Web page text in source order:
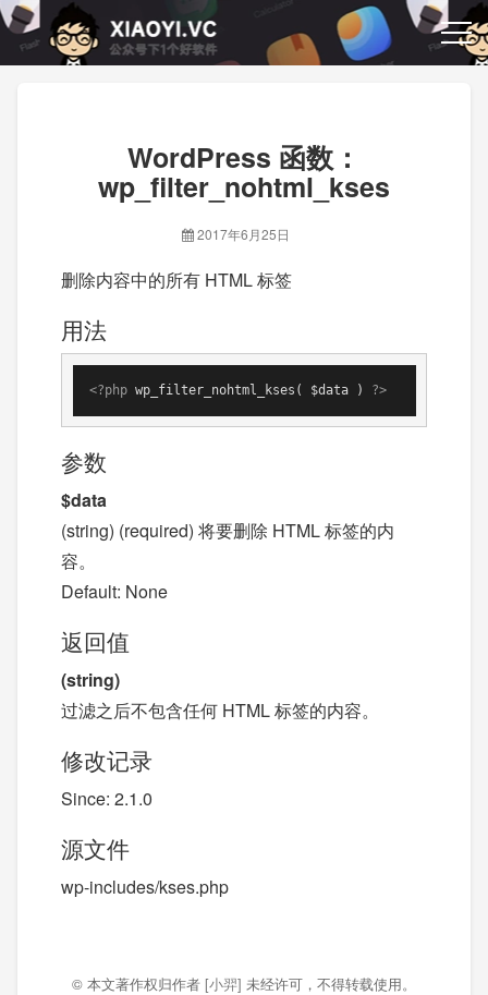
WordPress 函数：
wp_filter_nohtml_kses
2017年6月25日
删除内容中的所有 HTML 标签
用法
<?php wp_filter_nohtml_kses( $data ) ?>
参数
$data
(string) (required) 将要删除 HTML 标签的内
容。
Default: None
返回值
(string)
过滤之后不包含任何 HTML 标签的内容。
修改记录
Since: 2.1.0
源文件
wp-includes/kses.php
© 本文著作权归作者 [小羿] 未经许可，不得转载使用。